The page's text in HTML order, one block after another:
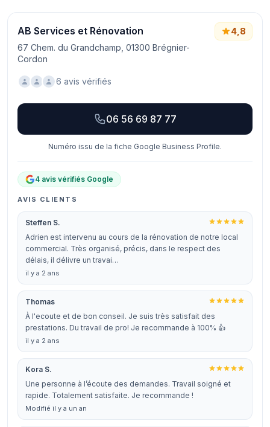
AB Services et Rénovation
67 Chem. du Grandchamp, 01300 Brégnier-
Cordon
4,8
6 avis vérifiés
06 56 69 87 77
Numéro issu de la fiche Google Business Profile.
4 avis vérifiés Google
AVIS CLIENTS
Steffen S.
Adrien est intervenu au cours de la rénovation de notre local
commercial. Très organisé, précis, dans le respect des
délais, il délivre un travai…
il y a 2 ans
Thomas
À l'ecoute et de bon conseil. Je suis très satisfait des
prestations. Du travail de pro! Je recommande à 100% 👍
il y a 2 ans
Kora S.
Une personne à l’écoute des demandes. Travail soigné et
rapide. Totalement satisfaite. Je recommande !
Modifié il y a un an